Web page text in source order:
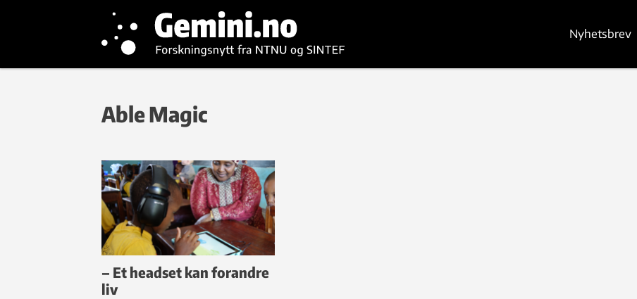
Nyhetsbrev
Able Magic
– Et headset kan forandre
liv